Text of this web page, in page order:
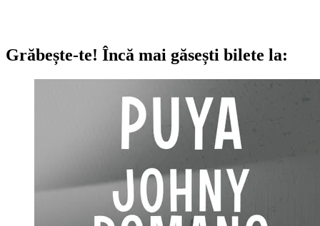
Grăbește-te! Încă mai găsești bilete la: